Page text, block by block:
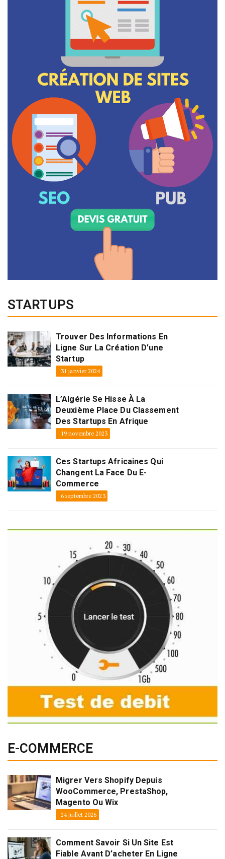
STARTUPS
Trouver Des Informations En
Ligne Sur La Création D’une
Startup
31 janvier 2024
L’Algérie Se Hisse À La
Deuxième Place Du Classement
Des Startups En Afrique
19 novembre 2023
Ces Startups Africaines Qui
Changent La Face Du E-
Commerce
6 septembre 2023
E-COMMERCE
Migrer Vers Shopify Depuis
WooCommerce, PrestaShop,
Magento Ou Wix
24 juillet 2026
Comment Savoir Si Un Site Est
Fiable Avant D’acheter En Ligne